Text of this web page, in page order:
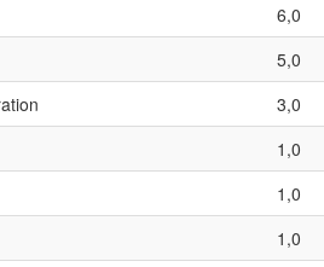
6,0
5,0
3,0
1,0
1,0
1,0